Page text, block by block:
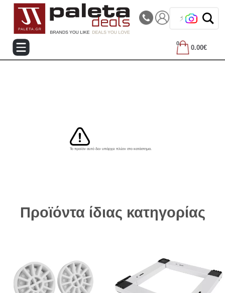
Τηλεφωνικές Παραγγελίες: 2105714144 |||
❤️
0
0.00€
Το προϊόν αυτό δεν υπάρχει πλέον στο κατάστημα.
Προϊόντα ίδιας κατηγορίας